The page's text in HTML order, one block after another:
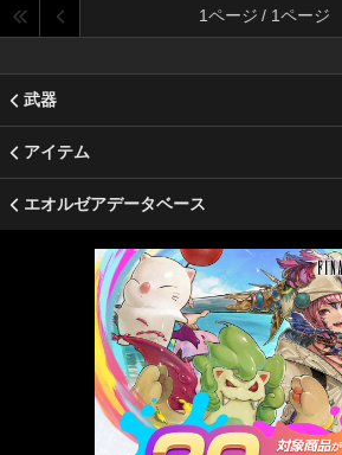
1ページ / 1ページ
武器
アイテム
エオルゼアデータベース